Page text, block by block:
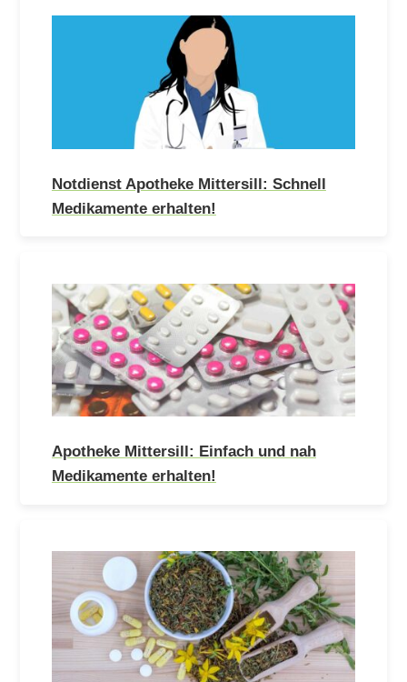
Notdienst Apotheke Mittersill: Schnell
Medikamente erhalten!
Apotheke Mittersill: Einfach und nah
Medikamente erhalten!